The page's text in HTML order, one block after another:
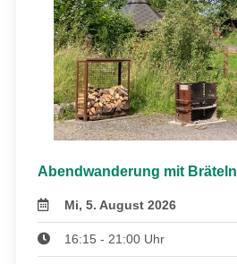
Abendwanderung mit Bräteln
Mi, 5. August 2026
16:15 - 21:00 Uhr